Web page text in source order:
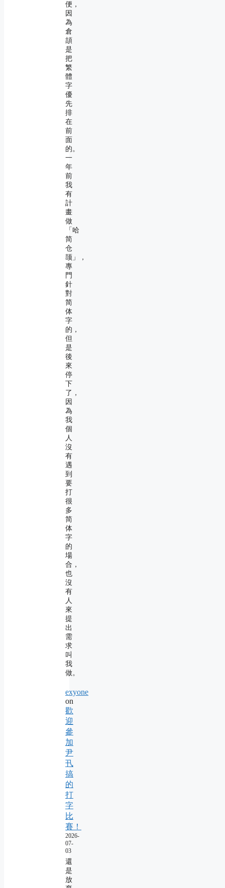
便，
因
為
倉
頡
是
把
繁
體
字
優
先
排
在
前
面
的。
一
年
前
我
有
計
畫
做
「哈
简
仓
颉」，
專
門
針
對
简
体
字
的，
但
是
後
來
停
下
了，
因
為
我
個
人
沒
有
遇
到
要
打
很
多
简
体
字
的
場
合，
也
沒
有
人
來
提
出
需
求
叫
我
做。
exyone
on
歡
迎
參
加
尹
卂
搞
的
打
字
比
賽！
2026-
07-
03
還
是
放